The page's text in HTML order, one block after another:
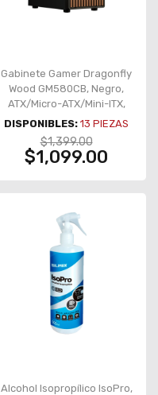
Gabinete Gamer Dragonfly
Wood GM580CB, Negro,
ATX/Micro-ATX/Mini-ITX,
Panel Frontal Tipo Madera
– BR-943949
DISPONIBLES: 13 PIEZAS
$1,399.00
$1,099.00
Alcohol Isopropílico IsoPro,